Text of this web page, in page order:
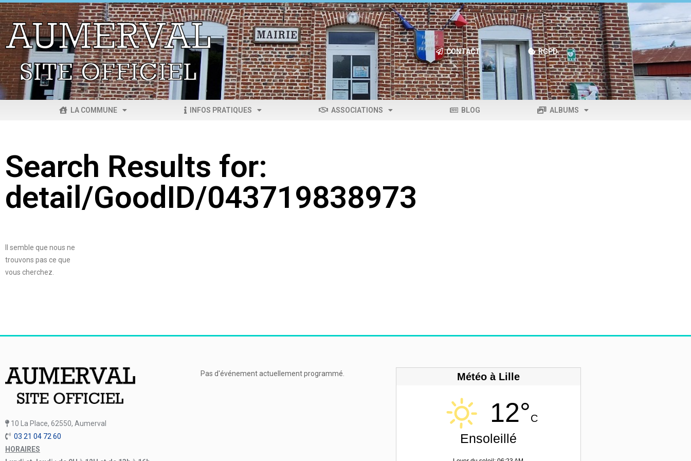
CONTACT RGPD
LA COMMUNE INFOS PRATIQUES ASSOCIATIONS BLOG ALBUMS
Search Results for:
detail/GoodID/043719838973
Il semble que nous ne
trouvons pas ce que
vous cherchez.
10 La Place, 62550, Aumerval
03 21 04 72 60
HORAIRES
Pas d'événement actuellement programmé. Météo à Lille
12°C
Ensoleillé